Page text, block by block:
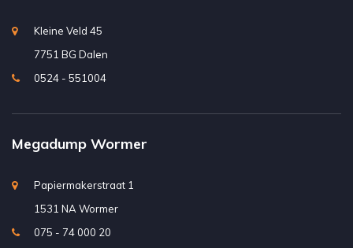
Kleine Veld 45
7751 BG Dalen
0524 - 551004
Megadump Wormer
Papiermakerstraat 1
1531 NA Wormer
075 - 74 000 20